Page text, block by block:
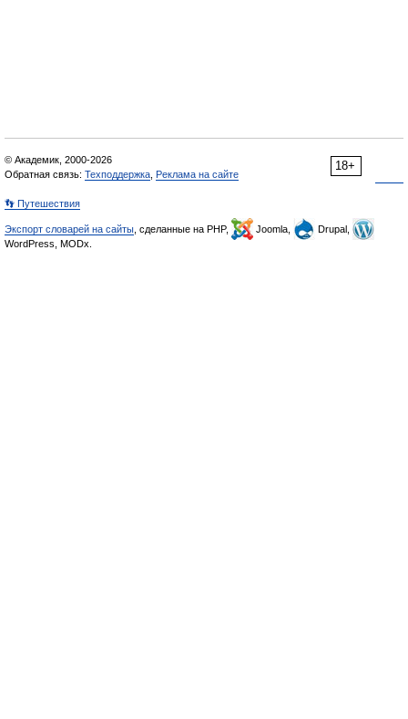
18+
© Академик, 2000-2026
Обратная связь: Техподдержка Реклама на сайте
👣 Путешествия
Экспорт словарей на сайты , сделанные на PHP, Joomla,
Drupal,
WordPress, MODx.